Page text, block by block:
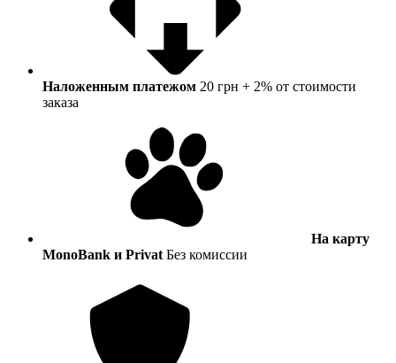
Наложенным платежом 20 грн + 2% от стоимости
заказа
На карту
MonoBank и Privat Без комиссии